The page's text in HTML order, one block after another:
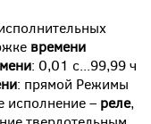
времени
: 0,01 с...99,99 ч
: прямой Режимы
исполнение – реле,